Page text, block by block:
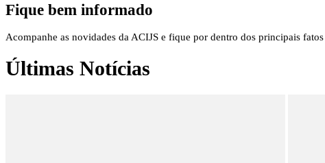
Fique bem informado
Acompanhe as novidades da ACIJS e fique por dentro dos principais
Últimas Notícias